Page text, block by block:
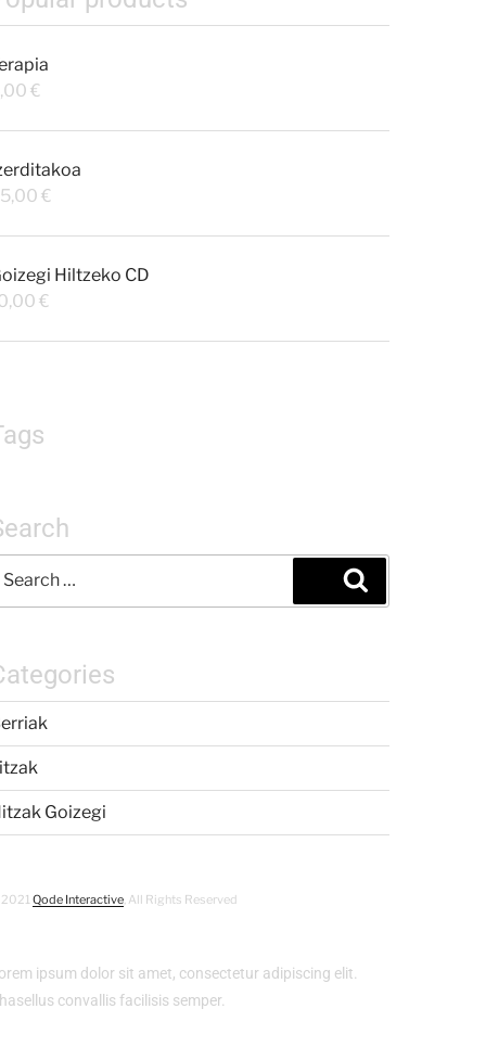
€
€
Hiltzeko CD
€
Goizegi
Qode Interactive , All Rights Reserved
ipsum dolor sit amet, consectetur adipiscing elit.
convallis facilisis semper.